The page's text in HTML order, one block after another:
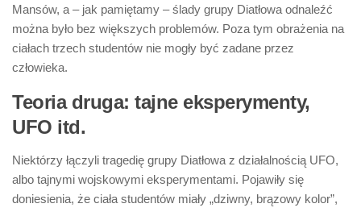
Mansów, a – jak pamiętamy – ślady grupy Diatłowa odnaleźć
można było bez większych problemów. Poza tym obrażenia na
ciałach trzech studentów nie mogły być zadane przez
człowieka.
Teoria druga: tajne eksperymenty,
UFO itd.
Niektórzy łączyli tragedię grupy Diatłowa z działalnością UFO,
albo tajnymi wojskowymi eksperymentami. Pojawiły się
doniesienia, że ciała studentów miały „dziwny, brązowy kolor”,